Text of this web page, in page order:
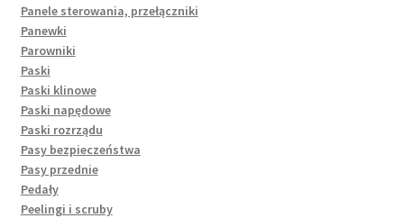
Panele sterowania, przełączniki
Panewki
Parowniki
Paski
Paski klinowe
Paski napędowe
Paski rozrządu
Pasy bezpieczeństwa
Pasy przednie
Pedały
Peelingi i scruby